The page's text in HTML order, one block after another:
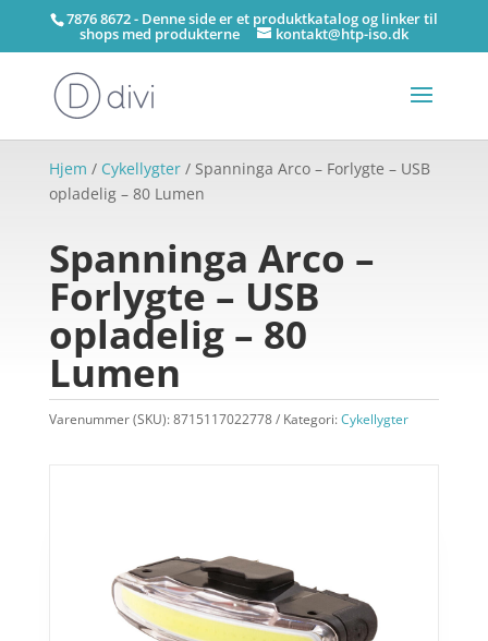
7876 8672 - Denne side er et produktkatalog og linker til
shops med produkterne kontakt@htp-iso.dk
Hjem / Cykellygter/ Spanninga Arco – Forlygte – USB
opladelig – 80 Lumen
Spanninga Arco –
Forlygte – USB
opladelig – 80
Lumen
Varenummer (SKU):8715117022778 Kategori:Cykellygter